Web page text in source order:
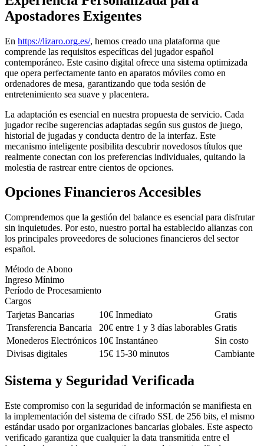
Apostadores Exigentes
En https://lizaro.org.es/, hemos creado una plataforma que
comprende las requisitos específicas del jugador español
contemporáneo. Este casino digital ofrece una sistema optimizada
que opera perfectamente tanto en aparatos móviles como en
ordenadores de mesa, garantizando que toda sesión de
entretenimiento sea suave y placentera.
La adaptación es esencial en nuestra propuesta de servicio. Cada
jugador recibe sugerencias adaptadas según sus gustos de juego,
historial de jugadas y conducta dentro de la interfaz. Este
mecanismo inteligente posibilita descubrir novedosos títulos que
realmente conectan con los preferencias individuales, quitando la
molestia de rastrear entre cientos de opciones.
Opciones Financieros Accesibles
Comprendemos que la gestión del balance es esencial para disfrutar
sin inquietudes. Por esto, nuestro portal ha establecido alianzas con
los principales proveedores de soluciones financieros del sector
español.
Método de Abono
Ingreso Mínimo
Período de Procesamiento
Cargos
Tarjetas Bancarias
10€ Inmediato
Gratis
Transferencia Bancaria
20€ entre 1 y 3 días laborables Gratis
Monederos Electrónicos 10€ Instantáneo
Sin costo
Divisas digitales
15€ 15-30 minutos Cambiante
Sistema y Seguridad Verificada
Este compromiso con la seguridad de información se manifiesta en
la implementación del sistema de cifrado SSL de 256 bits, el mismo
estándar usado por organizaciones bancarias globales. Este aspecto
verificado garantiza que cualquier la data transmitida entre el